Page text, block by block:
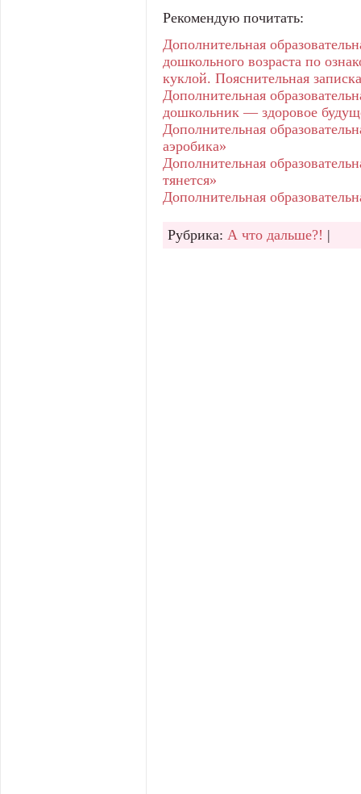
Рекомендую почитать:
Дополнительная
дошкольного возраста по
куклой. Пояснительная записка
Дополнительная
дошкольник — здоровое
Дополнительная
аэробика»
Дополнительная
тянется»
Дополнительная
Рубрика: А что дальше?! |